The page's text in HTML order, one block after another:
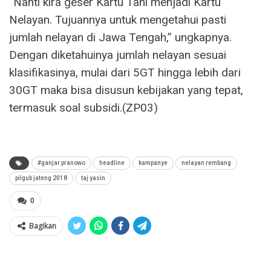
Nelayan. Tujuannya untuk mengetahui pasti
jumlah nelayan di Jawa Tengah,” ungkapnya.
Dengan diketahuinya jumlah nelayan sesuai
klasifikasinya, mulai dari 5GT hingga lebih dari
30GT maka bisa disusun kebijakan yang tepat,
termasuk soal subsidi.(ZP03)
#ganjar pranowo headline kampanye nelayan rembang
pilgub jateng 2018 taj yasin
0
Bagikan